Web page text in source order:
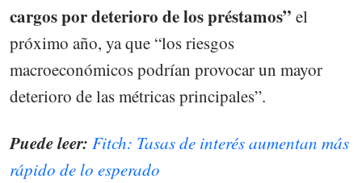
cargos por deterioro de los préstamos” el
próximo año, ya que “los riesgos
macroeconómicos podrían provocar un mayor
deterioro de las métricas principales”.
Puede leer: Fitch: Tasas de interés aumentan más
rápido de lo esperado